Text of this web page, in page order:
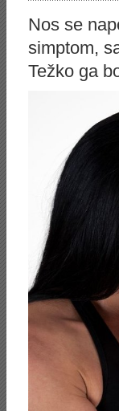
Nos se
simptom,
Težko ga